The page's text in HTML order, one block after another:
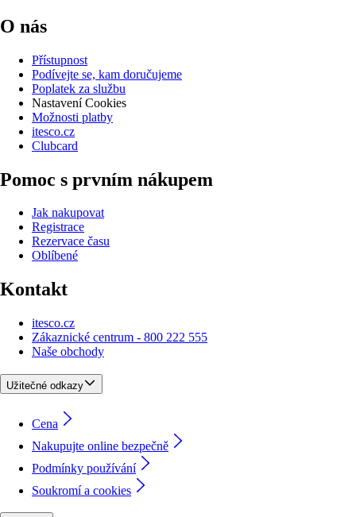
O nás
Přístupnost
Podívejte se, kam doručujeme
Poplatek za službu
Nastavení Cookies
Možnosti platby
itesco.cz
Clubcard
Pomoc s prvním nákupem
Jak nakupovat
Registrace
Rezervace času
Oblíbené
Kontakt
itesco.cz
Zákaznické centrum - 800 222 555
Naše obchody
Užitečné odkazy
Cena
Nakupujte online bezpečně
Podmínky používání
Soukromí a cookies